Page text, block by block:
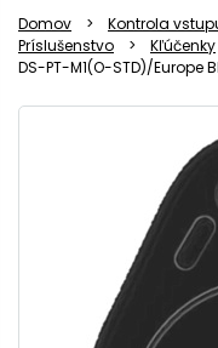
Domov Kontrola
Príslušenstvo
Kľúčenky
DS-PT-M1(O-STD)/Europe